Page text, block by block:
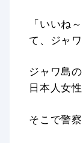
「いいね
て、ジャ
ジャワ島
日本人女
そこで警